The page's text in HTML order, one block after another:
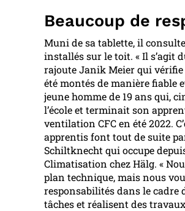
Beaucoup de
Muni de sa tablette, il
installés sur le toit. « Il s’agit
rajoute Janik Meier qui
été montés de manière fiable
jeune homme de 19 ans qui,
l’école et terminait son
ventilation CFC en été 2022.
apprentis font tout de suite
Schiltknecht qui occupe
Climatisation chez Hälg. «
plan technique, mais nous
responsabilités dans le
tâches et réalisent des